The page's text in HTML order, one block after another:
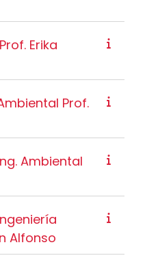
Erika
Prof.
Ambiental
Alfonso